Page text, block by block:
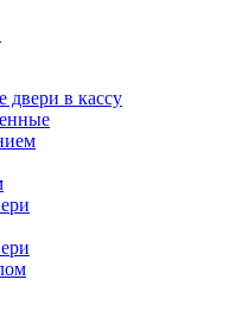
двери в кассу